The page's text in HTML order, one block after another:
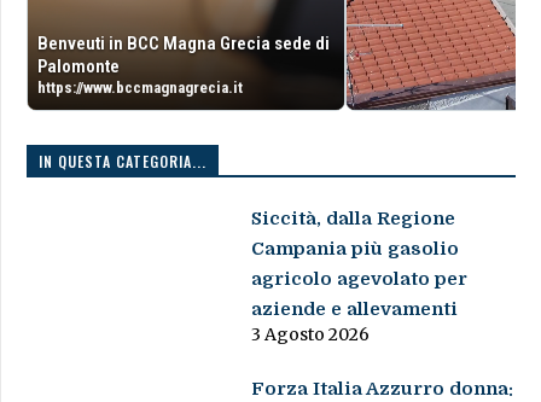
Benveuti in BCC Magna Grecia sede di
Palomonte
https://www.bccmagnagrecia.it
IN QUESTA CATEGORIA...
Siccità, dalla Regione
Campania più gasolio
agricolo agevolato per
aziende e allevamenti
3 Agosto 2026
Forza Italia Azzurro donna: